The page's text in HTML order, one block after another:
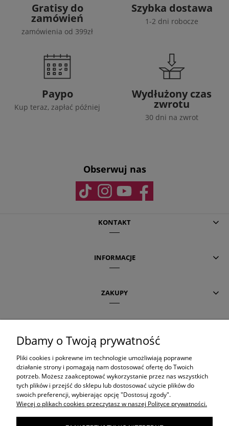
Gratisy do
zamówień
zamówienia od 399zł
Szybka dostawa
1-2 dni robocze
Paypo
Kup teraz, zapłać później
Wydłużony czas
zwrotu
30 dni na zwrot
Obserwuj nas
KONTAKT
INFORMACJE
ZAKUPY
AKTUALNE TEMATY
OLAPLEX
Dbamy o Twoją prywatność
Pliki cookies i pokrewne im technologie umożliwiają poprawne
działanie strony i pomagają nam dostosować ofertę do Twoich
potrzeb. Możesz zaakceptować wykorzystanie przez nas wszystkich
tych plików i przejść do sklepu lub dostosować użycie plików do
swoich preferencji, wybierając opcję "Dostosuj zgody".
Więcej o plikach cookies przeczytasz w naszej Polityce prywatności.